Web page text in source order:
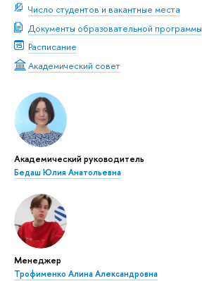
Число студентов и вакантные места
Документы образовательной программы
Расписание
Академический совет
Академический руководитель
Бедаш Юлия Анатольевна
Менеджер
Трофименко Алина Александровна